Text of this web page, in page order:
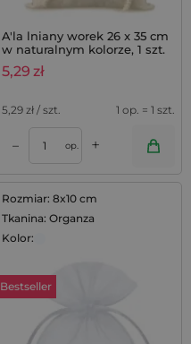
A'la lniany worek 26 x 35 cm
w naturalnym kolorze, 1 szt.
5,29 zł
5,29 zł / szt. 1 op. = 1 szt.
– op. +
Rozmiar: 8x10 cm
Tkanina: Organza
Kolor:
Bestseller